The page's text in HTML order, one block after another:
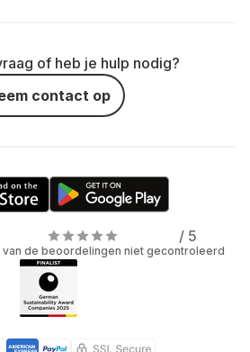
of heb je hulp nodig?
contact op
/ 5
de beoordelingen niet gecontroleerd